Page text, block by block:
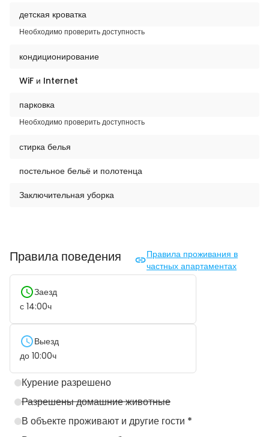
детская кроватка
Необходимо проверить доступность
кондиционирование
WiF и Internet
парковка
Необходимо проверить доступность
стирка белья
постельное бельё и полотенца
Заключительная уборка
Правила поведения
Правила проживания в
частных апартаментах
Заезд
с 14:00ч
Выезд
до 10:00ч
Курение разрешено
Разрешены домашние животные
В объекте проживают и другие гости *